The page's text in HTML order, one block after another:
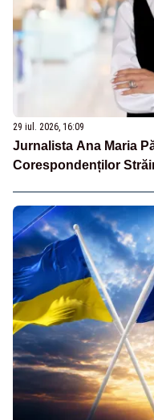
29 iul. 2026, 16:09
Jurnalista Ana Maria
Corespondenților